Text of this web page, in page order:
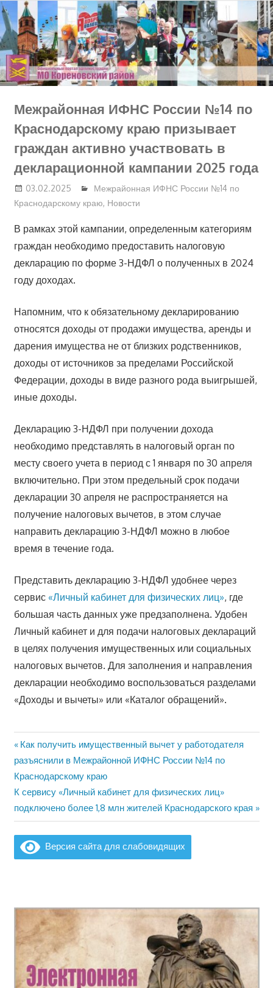
Перейти
к
содержимому
Межрайонная ИФНС России №14 по
Краснодарскому краю призывает
граждан активно участвовать в
декларационной кампании 2025 года
03.02.2025
Межрайонная ИФНС России №14 по
Краснодарскому краю, Новости
В рамках этой кампании, определенным категориям
граждан необходимо предоставить налоговую
декларацию по форме 3-НДФЛ о полученных в 2024
году доходах.
Напомним, что к обязательному декларированию
относятся доходы от продажи имущества, аренды и
дарения имущества не от близких родственников,
доходы от источников за пределами Российской
Федерации, доходы в виде разного рода выигрышей,
иные доходы.
Декларацию 3-НДФЛ при получении дохода
необходимо представлять в налоговый орган по
месту своего учета в период с 1 января по 30 апреля
включительно. При этом предельный срок подачи
декларации 30 апреля не распространяется на
получение налоговых вычетов, в этом случае
направить декларацию 3-НДФЛ можно в любое
время в течение года.
Представить декларацию 3-НДФЛ удобнее через
сервис «Личный кабинет для физических лиц», где
большая часть данных уже предзаполнена. Удобен
Личный кабинет и для подачи налоговых деклараций
в целях получения имущественных или социальных
налоговых вычетов. Для заполнения и направления
декларации необходимо воспользоваться разделами
«Доходы и вычеты» или «Каталог обращений».
Навигация
по
записям
Предыдущая
запись:
Как получить имущественный вычет у работодателя
разъяснили в Межрайонной ИФНС России №14 по
Краснодарскому краю
Следующая
запись:
К сервису «Личный кабинет для физических лиц»
подключено более 1,8 млн жителей Краснодарского края
Версия сайта для слабовидящих